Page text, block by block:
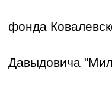
фонда
Давыдовича